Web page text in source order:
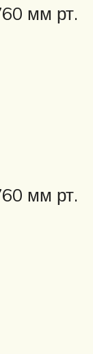
мм рт.
мм рт.